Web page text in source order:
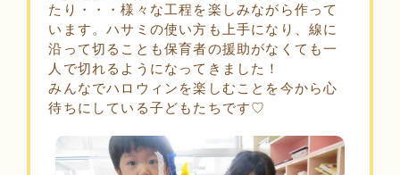
たり・・・様々な工程を楽しみながら作って
います。ハサミの使い方も上手になり、線に
沿って切ることも保育者の援助がなくても一
人で切れるようになってきました！
みんなでハロウィンを楽しむことを今から心
待ちにしている子どもたちです♡